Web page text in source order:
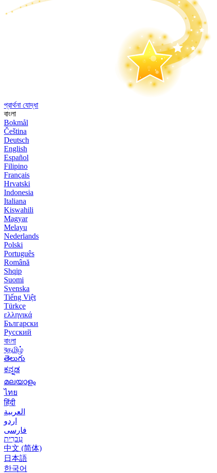
প্রার্থনা যোদ্ধা
বাংলা
Bokmål
Čeština
Deutsch
English
Español
Filipino
Français
Hrvatski
Indonesia
Italiana
Kiswahili
Magyar
Melayu
Nederlands
Polski
Português
Română
Shqip
Suomi
Svenska
Tiếng Việt
Türkçe
ελληνικά
Български
Русский
বাংলা
বதமிழ்
తెలుగు
ಕನ್ನಡ
മലയാളം
ไทย
हिंदी
العربية
اردو
فارسی
עִברִית
中文 (简体)
日本語
한국어